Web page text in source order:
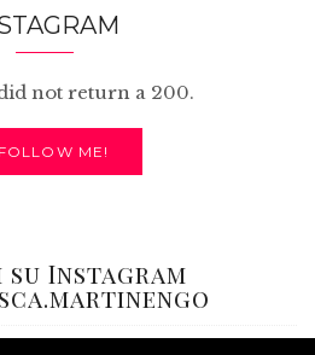
not return a 200.
ME!
su Instagram